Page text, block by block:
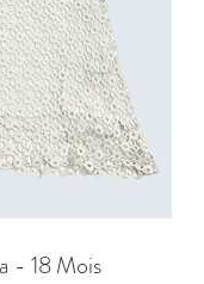
- 18 Mois